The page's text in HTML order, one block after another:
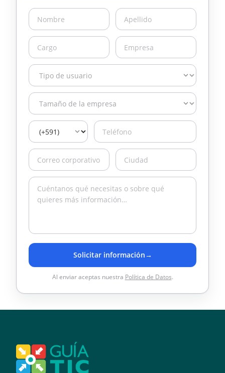
Solicitar información→
Al enviar aceptas nuestra Política de Datos.